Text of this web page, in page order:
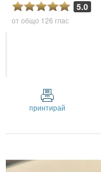
5.0
от общо 126 глас
принтирай